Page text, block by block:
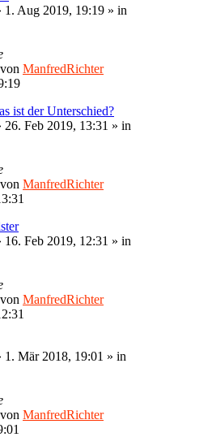
1. Aug 2019, 19:19 » in
von ManfredRichter
ist der Unterschied?
26. Feb 2019, 13:31 » in
von ManfredRichter
16. Feb 2019, 12:31 » in
von ManfredRichter
1. Mär 2018, 19:01 » in
von ManfredRichter